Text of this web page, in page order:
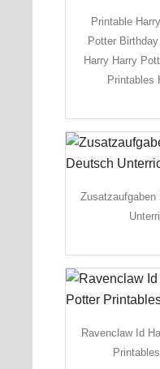
Printable
Potter
Harry Harry
Printables
Zusatzaufgaben
Ravenclaw Id